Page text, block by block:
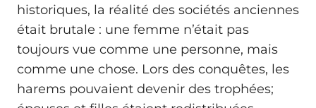
historiques, la réalité des sociétés anciennes
était brutale : une femme n’était pas
toujours vue comme une personne, mais
comme une chose. Lors des conquêtes, les
harems pouvaient devenir des trophées;